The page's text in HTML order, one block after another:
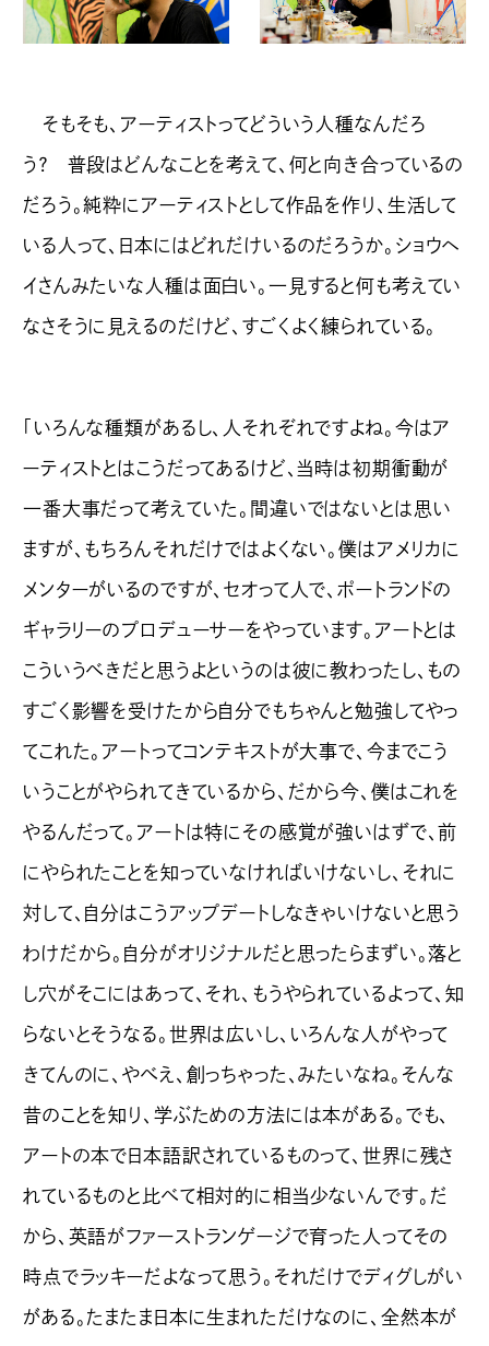
そもそも、アーティストってどういう人種なんだろ
う？ 普段はどんなことを考えて、何と向き合っているの
だろう。純粋にアーティストとして作品を作り、生活して
いる人って、日本にはどれだけいるのだろうか。ショウヘ
イさんみたいな人種は面白い。一見すると何も考えてい
なさそうに見えるのだけど、すごくよく練られている。
「いろんな種類があるし、人それぞれですよね。今はア
ーティストとはこうだってあるけど、当時は初期衝動が
一番大事だって考えていた。間違いではないとは思い
ますが、もちろんそれだけではよくない。僕はアメリカに
メンターがいるのですが、セオって人で、ポートランドの
ギャラリーのプロデューサーをやっています。アートとは
こういうべきだと思うよというのは彼に教わったし、もの
すごく影響を受けたから自分でもちゃんと勉強してやっ
てこれた。アートってコンテキストが大事で、今までこう
いうことがやられてきているから、だから今、僕はこれを
やるんだって。アートは特にその感覚が強いはずで、前
にやられたことを知っていなければいけないし、それに
対して、自分はこうアップデートしなきゃいけないと思う
わけだから。自分がオリジナルだと思ったらまずい。落と
し穴がそこにはあって、それ、もうやられているよって、知
らないとそうなる。世界は広いし、いろんな人がやって
きてんのに、やべえ、創っちゃった、みたいなね。そんな
昔のことを知り、学ぶための方法には本がある。でも、
アートの本で日本語訳されているものって、世界に残さ
れているものと比べて相対的に相当少ないんです。だ
から、英語がファーストランゲージで育った人ってその
時点でラッキーだよなって思う。それだけでディグしがい
がある。たまたま日本に生まれただけなのに、全然本が